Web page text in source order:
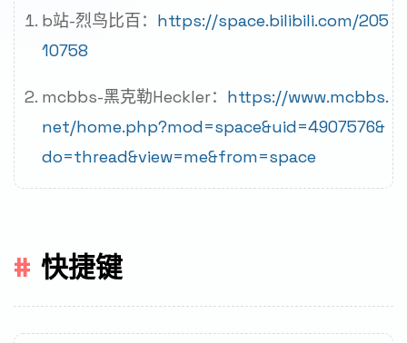
b站-烈鸟比百： https://space.bilibili.com/205
10758
mcbbs-黑克勒Heckler： https://www.mcbbs.
net/home.php?mod=space&uid=4907576&
do=thread&view=me&from=space
快捷键